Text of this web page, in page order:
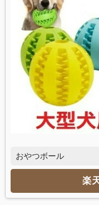
おやつボール
楽